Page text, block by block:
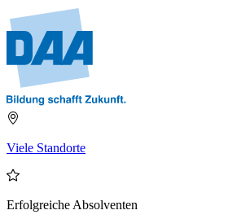
Viele Standorte
Erfolgreiche Absolventen